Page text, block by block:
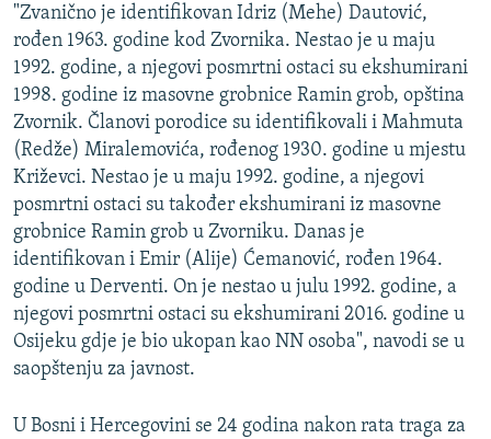
"Zvanično je identifikovan Idriz (Mehe) Dautović,
rođen 1963. godine kod Zvornika. Nestao je u maju
1992. godine, a njegovi posmrtni ostaci su ekshumirani
1998. godine iz masovne grobnice Ramin grob, opština
Zvornik. Članovi porodice su identifikovali i Mahmuta
(Redže) Miralemovića, rođenog 1930. godine u mjestu
Križevci. Nestao je u maju 1992. godine, a njegovi
posmrtni ostaci su također ekshumirani iz masovne
grobnice Ramin grob u Zvorniku. Danas je
identifikovan i Emir (Alije) Ćemanović, rođen 1964.
godine u Derventi. On je nestao u julu 1992. godine, a
njegovi posmrtni ostaci su ekshumirani 2016. godine u
Osijeku gdje je bio ukopan kao NN osoba", navodi se u
saopštenju za javnost.
U Bosni i Hercegovini se 24 godina nakon rata traga za